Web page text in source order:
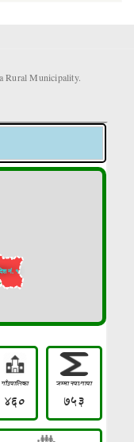
Rural Municipality.